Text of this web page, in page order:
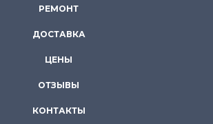
РЕМОНТ
ДОСТАВКА
ЦЕНЫ
ОТЗЫВЫ
КОНТАКТЫ